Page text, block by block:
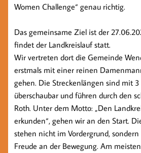
Women Challenge“ genau richtig.
Das gemeinsame Ziel ist der
findet der Landkreislauf statt.
Wir vertreten dort die Gemeinde
erstmals mit einer reinen
gehen. Die Streckenlängen sind mit 3
überschaubar und führen durch den
Roth. Unter dem Motto: „Den
erkunden“, gehen wir an den Start.
stehen nicht im Vordergrund,
Freude an der Bewegung. Am